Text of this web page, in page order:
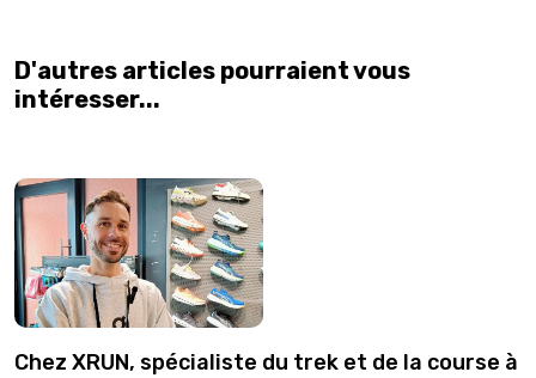
D'autres articles pourraient vous
intéresser...
Chez XRUN, spécialiste du trek et de la course à